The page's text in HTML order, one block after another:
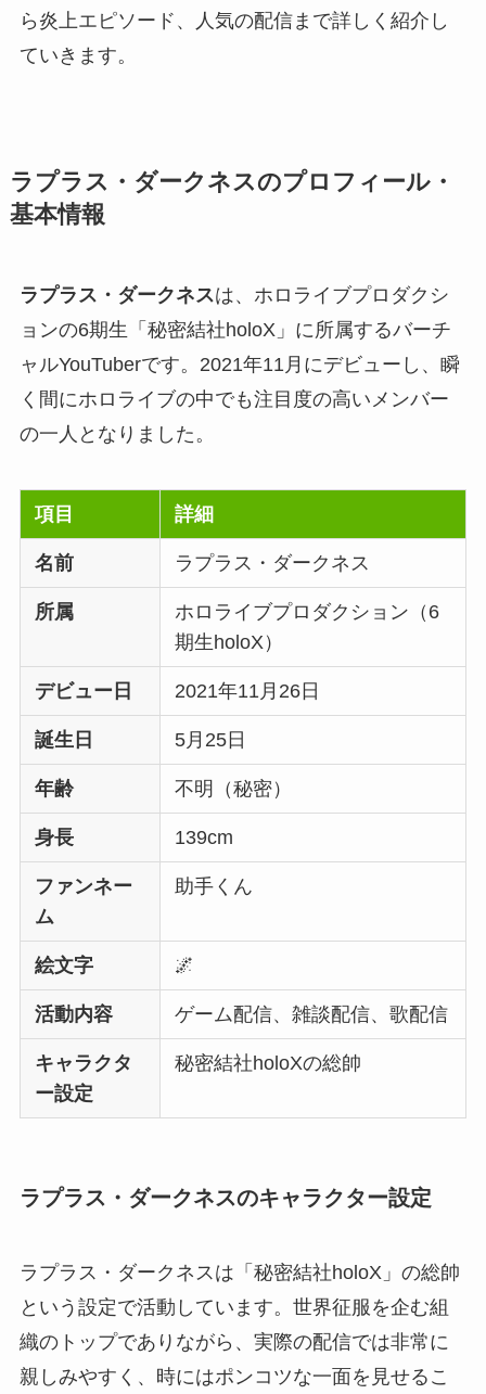
ら炎上エピソード、人気の配信まで詳しく紹介し
ていきます。
ラプラス・ダークネスのプロフィール・
基本情報
ラプラス・ダークネスは、ホロライブプロダクシ
ョンの6期生「秘密結社holoX」に所属するバーチ
ャルYouTuberです。2021年11月にデビューし、瞬
く間にホロライブの中でも注目度の高いメンバー
の一人となりました。
項目 詳細
名前 ラプラス・ダークネス
所属
ホロライブプロダクション（6
期生holoX）
デビュー日 2021年11月26日
誕生日 5月25日
年齢 不明（秘密）
身長 139cm
ファンネー
ム
助手くん
絵文字 🌌
活動内容 ゲーム配信、雑談配信、歌配信
キャラクタ
ー設定
秘密結社holoXの総帥
ラプラス・ダークネスのキャラクター設定
ラプラス・ダークネスは「秘密結社holoX」の総帥
という設定で活動しています。世界征服を企む組
織のトップでありながら、実際の配信では非常に
親しみやすく、時にはポンコツな一面を見せるこ